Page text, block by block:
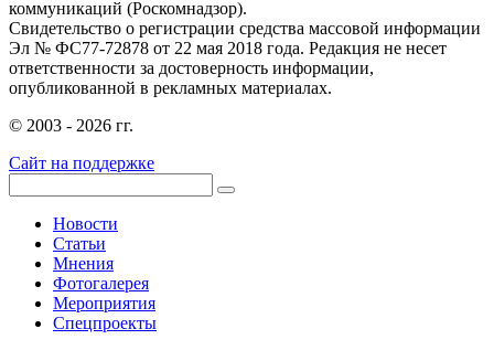
коммуникаций (Роскомнадзор).
Свидетельство о регистрации средства массовой информации
Эл № ФС77-72878 от 22 мая 2018 года. Редакция не несет
ответственности за достоверность информации,
опубликованной в рекламных материалах.
© 2003 - 2026 гг.
Сайт на поддержке
Новости
Статьи
Мнения
Фотогалерея
Мероприятия
Спецпроекты